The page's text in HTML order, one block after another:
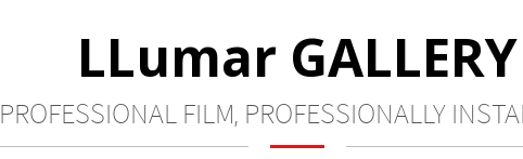
LLumar GALLERY
PROFESSIONAL FILM, PROFESSIONALLY